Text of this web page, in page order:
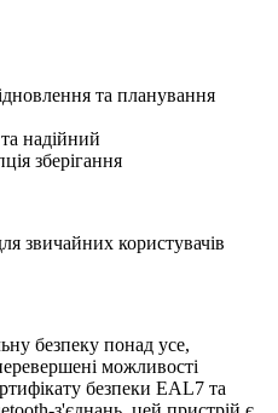
та планування
надійний
зберігання
звичайних користувачів
безпеку понад усе,
можливості
безпеки EAL7 та